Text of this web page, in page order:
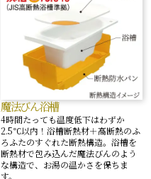
魔法びん浴槽
4時間たっても温度低下はわずか
2.5℃以内！浴槽断熱材＋高断熱のふ
ろふたのすぐれた断熱構造。浴槽を
断熱材で包み込んだ魔法びんのよう
な構造で、お湯の温かさを保ちま
す。